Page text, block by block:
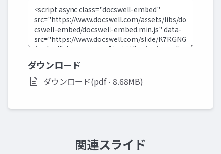
ダウンロード
ダウンロード(pdf - 8.68MB)
関連スライド